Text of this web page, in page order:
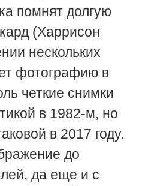
помнят долгую
(Харрисон
нескольких
фотографию в
четкие снимки
в 1982-м, но
в 2017 году.
до
да еще и с